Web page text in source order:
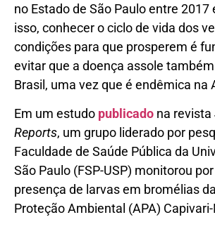
no Estado de São Paulo entre 2017
isso, conhecer o ciclo de vida dos
condições para que prosperem é
evitar que a doença assole
Brasil, uma vez que é endêmica na
Em um estudo publicado na revista
Reports, um grupo liderado por
Faculdade de Saúde Pública da
São Paulo (FSP-USP) monitorou
presença de larvas em bromélias
Proteção Ambiental (APA)